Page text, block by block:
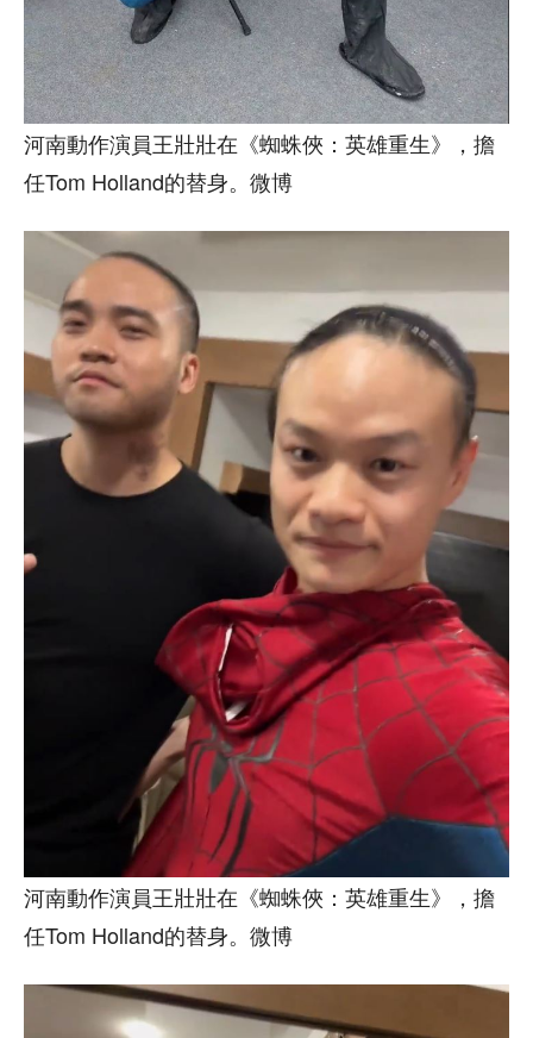
河南動作演員王壯壯在《蜘蛛俠：英雄重生》，擔
任Tom Holland的替身。微博
河南動作演員王壯壯在《蜘蛛俠：英雄重生》，擔
任Tom Holland的替身。微博